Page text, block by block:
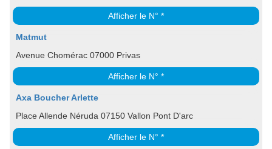
Afficher le N° *
Matmut
Avenue Chomérac 07000 Privas
Afficher le N° *
Axa Boucher Arlette
Place Allende Néruda 07150 Vallon Pont D'arc
Afficher le N° *